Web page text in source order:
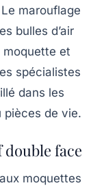
marouflage
bulles d’air
et
spécialistes
dans les
pièces de vie.
double face
moquettes